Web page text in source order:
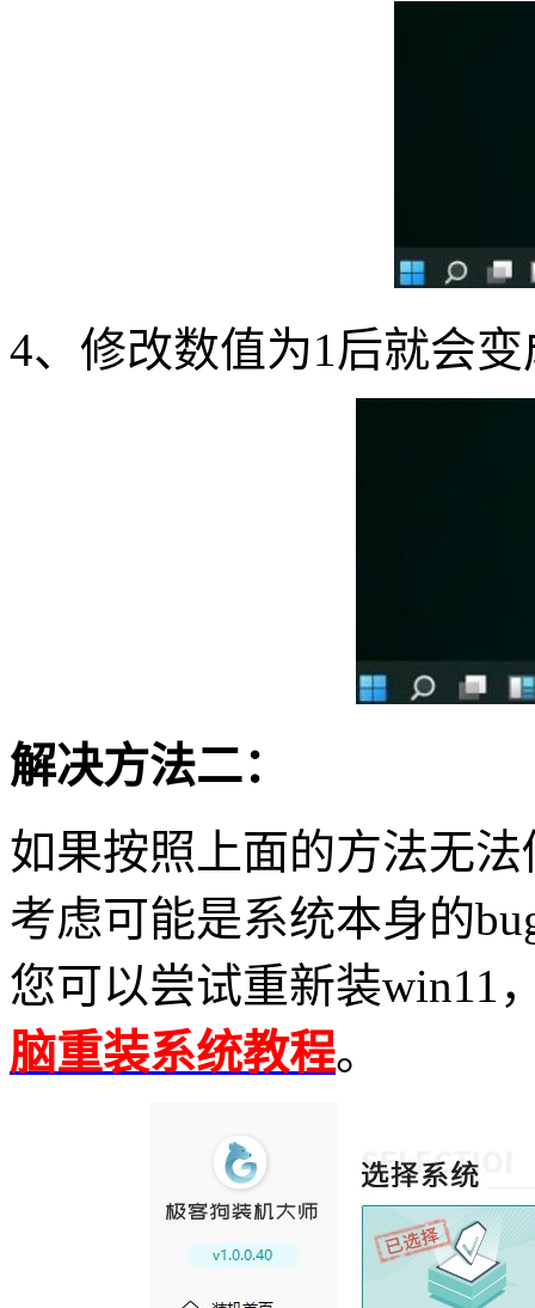
4、修改数值为1后就会
解决方法二：
如果按照上面的方法无
考虑可能是系统本身的
您可以尝试重新装win11
脑重装系统教程。